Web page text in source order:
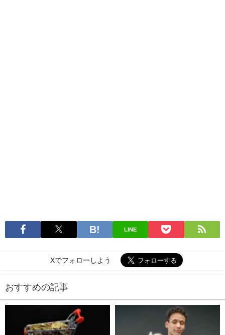
LINE
Xでフォローしよう
おすすめの記事